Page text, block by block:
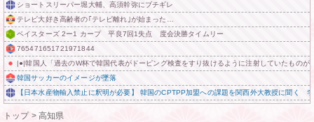
ショートスリーパー堀大輔、高須幹弥にブチギレ
テレビ大好き高齢者の｢テレビ離れ｣が始まった…
ベイスターズ 2ー1 カープ 平良7回1失点 度会決勝タイムリー
765471651721971844
|●|韓国人「過去のW杯で韓国代表がドーピング検査をすり抜けるように注射していたもの
韓国サッカーのイメージが墜落
【日本水産物輸入禁止に釈明が必要】 韓国のCPTPP加盟への課題を関西外大教授に聞く
トップ> 高知県